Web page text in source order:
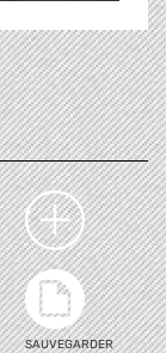
SAUVEGARDER